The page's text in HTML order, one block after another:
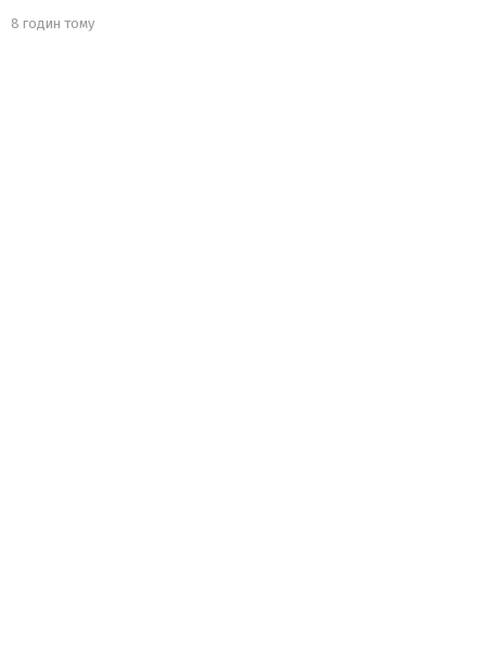
8 годин тому